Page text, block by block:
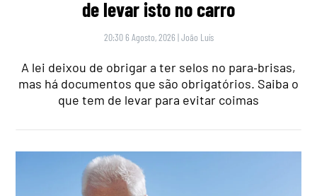
de levar isto no carro
20:30 6 Agosto, 2026 |João Luís
A lei deixou de obrigar a ter selos no para‑brisas,
mas há documentos que são obrigatórios. Saiba o
que tem de levar para evitar coimas